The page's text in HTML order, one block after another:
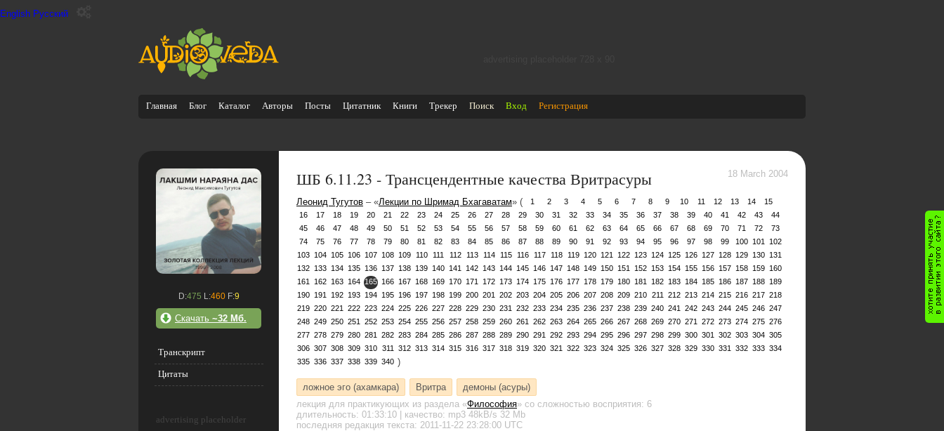
English Русский
Главная Блог Каталог Авторы Посты Цитатник Книги Трекер Поиск Вход Регистрация
D:475 L:460F:9
Скачать ~32 Мб.
Транскрипт
Цитаты
advertising placeholder
ШБ 6.11.23 - Трансцендентные качества Вритрасуры 18 March 2004
Леонид Тугутов – «Лекции по Шримад Бхагаватам» ( 1 2 3 4 5 6 7 8 9 10 11 12 13 14
15
16
17 18 19 20 21 22 23 24 25 26 27 28 29 30 31 32 33 34 35 36 37 38 39 40 41 42 43
44
45
46 47 48 49 50 51 52 53 54 55 56 57 58 59 60 61 62 63 64 65 66 67 68 69 70 71 72
73
74
75 76 77 78 79 80 81 82 83 84 85 86 87 88 89 90 91 92 93 94 95 96 97 98 99 100 101
102
103 104 105 106 107 108 109 110 111 112 113 114 115 116 117 118 119 120 121 122 123 124 125 126 127 128 129 130 131
132 133 134 135 136 137 138 139 140 141 142 143 144 145 146 147 148 149 150 151 152 153 154 155 156 157 158 159 160
161
162 163 164 165 166 167 168 169 170 171 172 173 174 175 176 177 178 179 180 181 182 183 184 185 186 187 188 189
190 191 192 193 194 195 196 197 198 199 200 201 202 203 204 205 206 207 208 209 210 211 212 213 214 215 216 217 218
219 220 221 222 223 224 225 226 227 228 229 230 231 232 233 234 235 236 237 238 239 240 241 242 243 244 245 246 247
248 249 250 251 252 253 254 255 256 257 258 259 260 261 262 263 264 265 266 267 268 269 270 271 272 273 274 275 276
277 278 279 280 281 282 283 284 285 286 287 288 289 290 291 292 293 294 295 296 297 298 299 300 301 302 303 304 305
306 307 308 309 310 311 312 313 314 315 316 317 318 319 320 321 322 323 324 325 326 327 328 329 330 331 332 333 334
335 336 337 338 339 340 )
ложное эго (ахамкара) Вритра
демоны (асуры)
лекция для практикующих из раздела «Философия» со сложностью восприятия: 6
длительность: 01:33:10 | качество: mp3 48kB/s 32 Mb
последняя редакция текста: 2011-11-22 23:28:00 UTC